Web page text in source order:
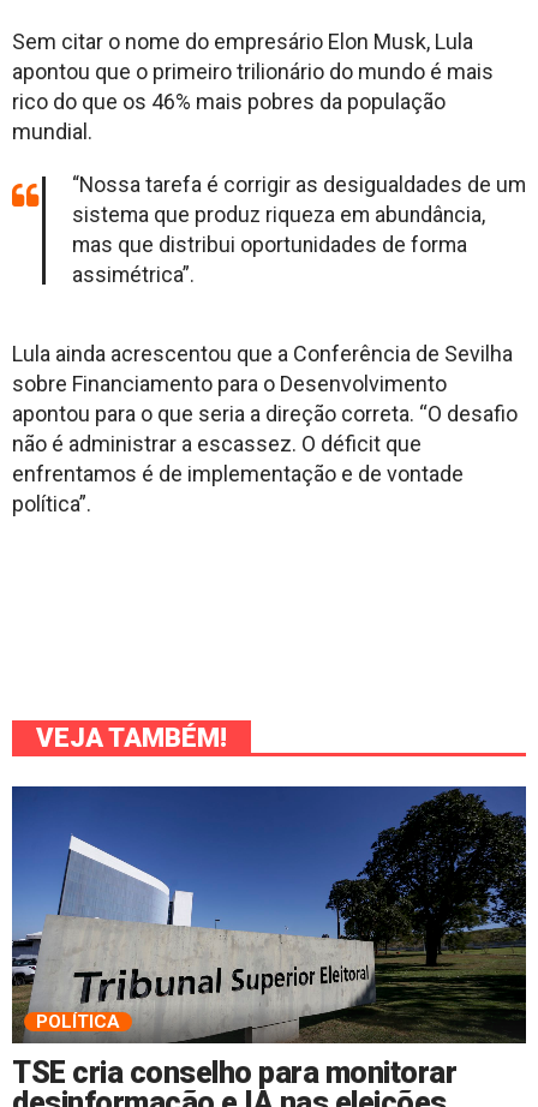
Sem citar o nome do empresário Elon Musk, Lula
apontou que o primeiro trilionário do mundo é mais
rico do que os 46% mais pobres da população
mundial.
“Nossa tarefa é corrigir as desigualdades de um
sistema que produz riqueza em abundância,
mas que distribui oportunidades de forma
assimétrica”.
Lula ainda acrescentou que a Conferência de Sevilha
sobre Financiamento para o Desenvolvimento
apontou para o que seria a direção correta. “O desafio
não é administrar a escassez. O déficit que
enfrentamos é de implementação e de vontade
política”.
VEJA TAMBÉM!
POLÍTICA
TSE cria conselho para monitorar